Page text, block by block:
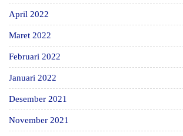
April 2022
Maret 2022
Februari 2022
Januari 2022
Desember 2021
November 2021